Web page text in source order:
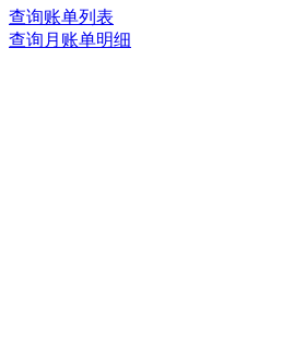
查询账单列表
查询月账单明细